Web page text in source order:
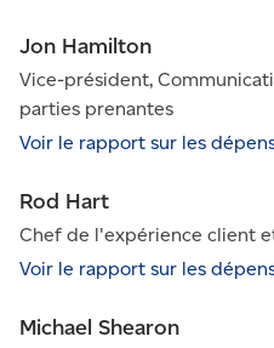
Jon Hamilton
Vice-président,
parties prenantes
Voir le rapport sur les
Rod Hart
Chef de l'expérience client
Voir le rapport sur les
Michael Shearon